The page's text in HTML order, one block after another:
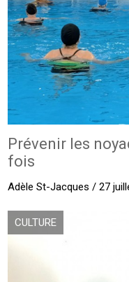
Prévenir les
fois
Adèle St-Jacques / 27
CULTURE